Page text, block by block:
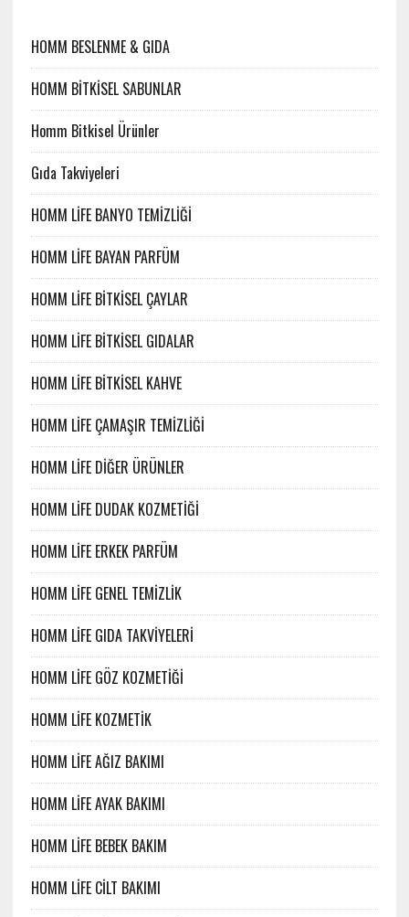
HOMM BESLENME & GIDA
HOMM BİTKİSEL SABUNLAR
Homm Bitkisel Ürünler
Gıda Takviyeleri
HOMM LİFE BANYO TEMİZLİĞİ
HOMM LİFE BAYAN PARFÜM
HOMM LİFE BİTKİSEL ÇAYLAR
HOMM LİFE BİTKİSEL GIDALAR
HOMM LİFE BİTKİSEL KAHVE
HOMM LİFE ÇAMAŞIR TEMİZLİĞİ
HOMM LİFE DİĞER ÜRÜNLER
HOMM LİFE DUDAK KOZMETİĞİ
HOMM LİFE ERKEK PARFÜM
HOMM LİFE GENEL TEMİZLİK
HOMM LİFE GIDA TAKVİYELERİ
HOMM LİFE GÖZ KOZMETİĞİ
HOMM LİFE KOZMETİK
HOMM LİFE AĞIZ BAKIMI
HOMM LİFE AYAK BAKIMI
HOMM LİFE BEBEK BAKIM
HOMM LİFE CİLT BAKIMI